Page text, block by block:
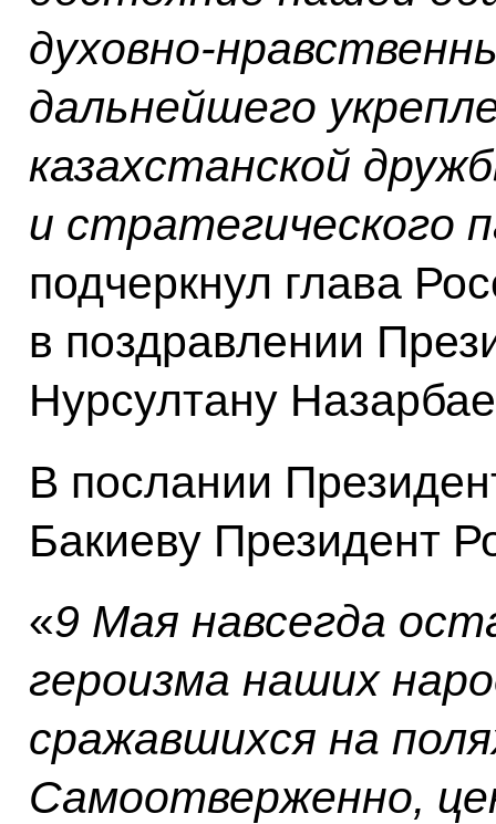
духовно-
дальнейшего
казахстанской
и стратегического
подчеркнул глава
в поздравлении
Нурсултану
В послании
Бакиеву Президент
«9 Мая навсегда
героизма наших
сражавшихся на
Самоотверженно,